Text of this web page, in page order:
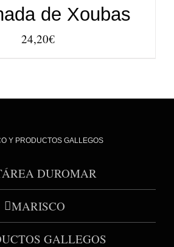
de Xoubas
24,20€
Y PRODUCTOS GALLEGOS
DUROMAR
MARISCO
GALLEGOS